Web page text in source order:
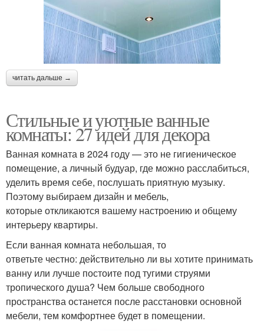
читать дальше →
Стильные и уютные ванные
комнаты: 27 идей для декора
Ванная комната в 2024 году — это не гигиеническое
помещение, а личный будуар, где можно расслабиться,
уделить время себе, послушать приятную музыку.
Поэтому выбираем дизайн и мебель,
которые откликаются вашему настроению и общему
интерьеру квартиры.
Если ванная комната небольшая, то
ответьте честно: действительно ли вы хотите принимать
ванну или лучше постоите под тугими струями
тропического душа? Чем больше свободного
пространства останется после расстановки основной
мебели, тем комфортнее будет в помещении.